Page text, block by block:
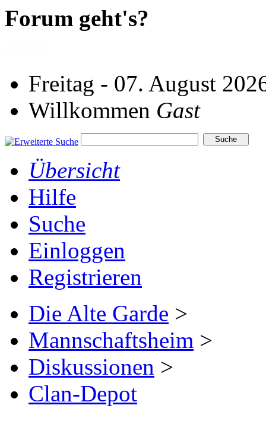
Forum geht's?
Freitag - 07. August
Willkommen Gast
Übersicht
Hilfe
Suche
Einloggen
Registrieren
Die Alte Garde >
Mannschaftsheim >
Diskussionen >
Clan-Depot